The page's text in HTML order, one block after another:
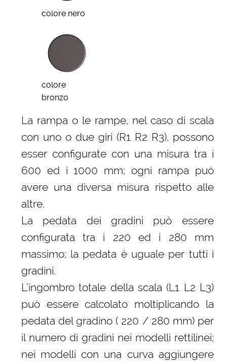
colore nero
colore
bronzo
La rampa o le rampe, nel caso di scala
con uno o due giri (R1 R2 R3), possono
esser configurate con una misura tra i
600 ed i 1000 mm; ogni rampa può
avere una diversa misura rispetto alle
altre.
La pedata dei gradini può essere
configurata tra i 220 ed i 280 mm
massimo; la pedata è uguale per tutti i
gradini.
L’ingombro totale della scala (L1 L2 L3)
può essere calcolato moltiplicando la
pedata del gradino ( 220 / 280 mm) per
il numero di gradini nei modelli rettilinei;
nei modelli con una curva aggiungere